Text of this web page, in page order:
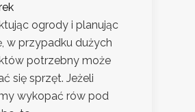
ogrody i planując
w przypadku dużych
potrzebny może
się sprzęt. Jeżeli
wykopać rów pod